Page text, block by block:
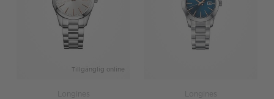
Tillgänglig online
Longines Longines